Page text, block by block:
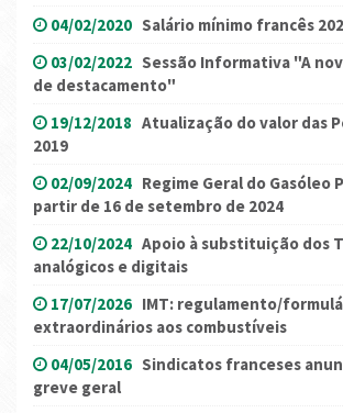
04/02/2020 Salário mínimo francês
03/02/2022 Sessão Informativa "A
de destacamento"
19/12/2018 Atualização do valor das
2019
02/09/2024 Regime Geral do Gasóleo
partir de 16 de setembro de 2024
22/10/2024 Apoio à substituição dos
analógicos e digitais
17/07/2026 IMT: regulamento/
extraordinários aos combustíveis
04/05/2016 Sindicatos franceses
greve geral